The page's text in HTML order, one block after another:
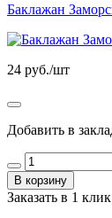
Баклажан
24 руб./шт
Добавить в
В корзину
Заказать в 1 клик